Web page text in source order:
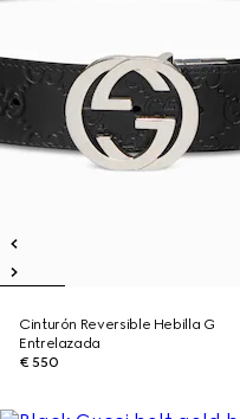
Cinturón Reversible Hebilla G
Entrelazada
€ 550